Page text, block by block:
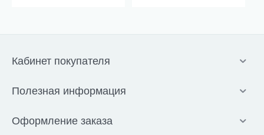
Кабинет покупателя
Полезная информация
Оформление заказа